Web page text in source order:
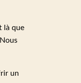
là que
un